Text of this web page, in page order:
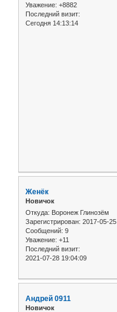
Уважение: +8882
Последний визит:
Сегодня 14:13:14
Женёк
Новичок
Откуда: Воронеж Глинозём
Зарегистрирован: 2017-05-25
Сообщений: 9
Уважение: +11
Последний визит:
2021-07-28 19:04:09
Андрей 0911
Новичок